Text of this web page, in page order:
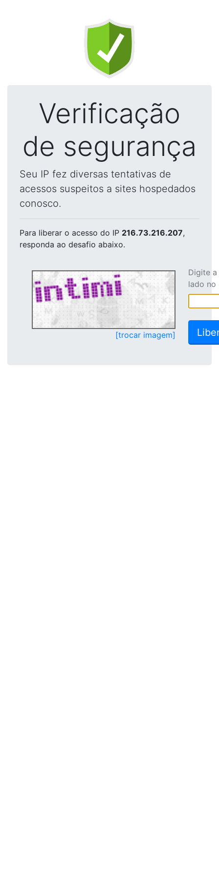
Verificação
de segurança
Seu IP fez diversas tentativas de
acessos suspeitos a sites hospedados
conosco.
Para liberar o acesso do IP 216.73.216.207,
responda ao desafio abaixo.
[trocar imagem]
Digite
lado no